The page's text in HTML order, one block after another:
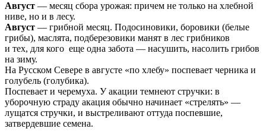
Август — месяц сбора урожая: причем не только на хлебной
ниве, но и в лесу.
Август — грибной месяц. Подосиновики, боровики (белые
грибы), маслята, подберезовики манят в лес грибников
и тех, для кого еще одна забота — насушить, насолить грибов
на зиму.
На Русском Севере в августе «по хлебу» поспевает черника и
голубель (голубика).
Поспевает и черемуха. У акации темнеют стручки: в
уборочную страду акация обычно начинает «стрелять» —
лущатся стручки, и выстреливают оттуда поспевшие,
затвердевшие семена.